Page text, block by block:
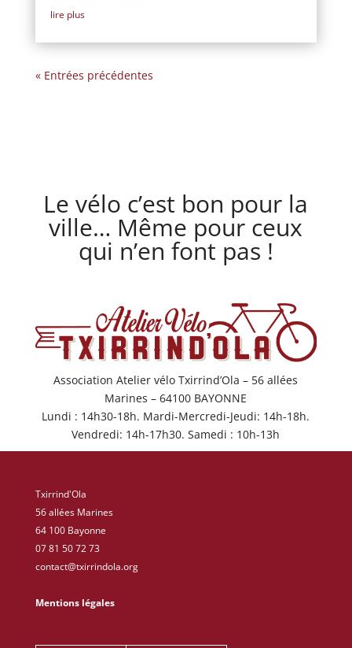
lire plus
« Entrées précédentes
Le vélo c’est bon pour la
ville… Même pour ceux
qui n’en font pas !
Association Atelier vélo Txirrind’Ola – 56 allées
Marines – 64100 BAYONNE
Lundi : 14h30-18h. Mardi-Mercredi-Jeudi: 14h-18h.
Vendredi: 14h-17h30. Samedi : 10h-13h
Txirrind'Ola
56 allées Marines
64 100 Bayonne
07 81 50 72 73
contact@txirrindola.org
Mentions légales